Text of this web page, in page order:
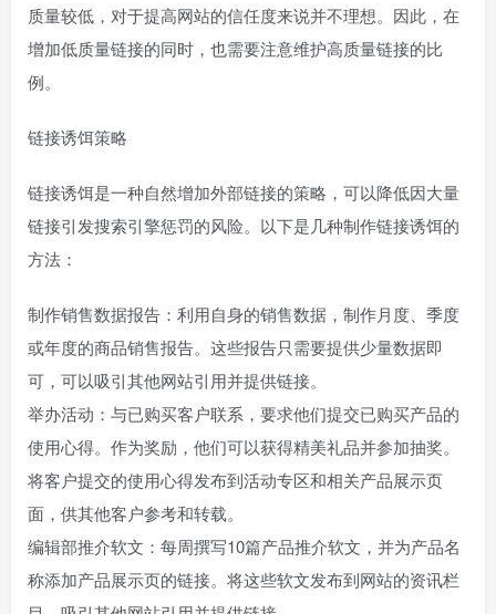
质量较低，对于提高网站的信任度来说并不理想。因此，在
增加低质量链接的同时，也需要注意维护高质量链接的比
例。
链接诱饵策略
链接诱饵是一种自然增加外部链接的策略，可以降低因大量
链接引发搜索引擎惩罚的风险。以下是几种制作链接诱饵的
方法：
制作销售数据报告：利用自身的销售数据，制作月度、季度
或年度的商品销售报告。这些报告只需要提供少量数据即
可，可以吸引其他网站引用并提供链接。
举办活动：与已购买客户联系，要求他们提交已购买产品的
使用心得。作为奖励，他们可以获得精美礼品并参加抽奖。
将客户提交的使用心得发布到活动专区和相关产品展示页
面，供其他客户参考和转载。
编辑部推介软文：每周撰写10篇产品推介软文，并为产品名
称添加产品展示页的链接。将这些软文发布到网站的资讯栏